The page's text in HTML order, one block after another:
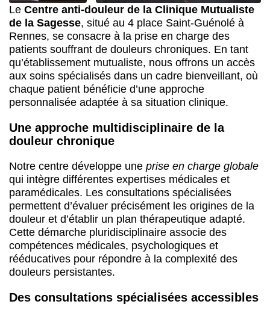
Le Centre anti-douleur de la Clinique Mutualiste
de la Sagesse, situé au 4 place Saint-Guénolé à
Rennes, se consacre à la prise en charge des
patients souffrant de douleurs chroniques. En tant
qu’établissement mutualiste, nous offrons un accès
aux soins spécialisés dans un cadre bienveillant, où
chaque patient bénéficie d’une approche
personnalisée adaptée à sa situation clinique.
Une approche multidisciplinaire de la
douleur chronique
Notre centre développe une prise en charge globale
qui intègre différentes expertises médicales et
paramédicales. Les consultations spécialisées
permettent d’évaluer précisément les origines de la
douleur et d’établir un plan thérapeutique adapté.
Cette démarche pluridisciplinaire associe des
compétences médicales, psychologiques et
rééducatives pour répondre à la complexité des
douleurs persistantes.
Des consultations spécialisées accessibles